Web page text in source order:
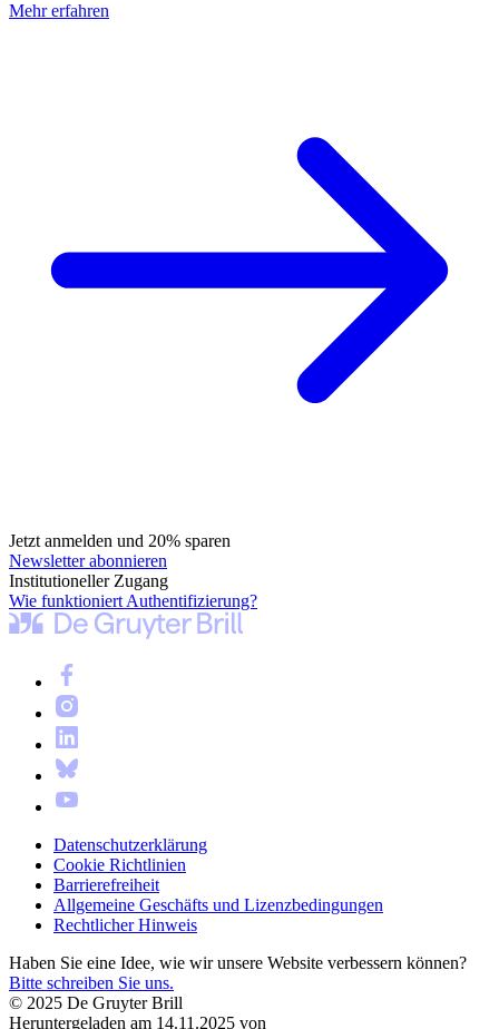
Mehr erfahren
Jetzt anmelden und 20% sparen
Newsletter abonnieren
Institutioneller Zugang
Wie funktioniert Authentifizierung?
Datenschutzerklärung
Cookie Richtlinien
Barrierefreiheit
Allgemeine Geschäfts und Lizenzbedingungen
Rechtlicher Hinweis
Haben Sie eine Idee, wie wir unsere Website verbessern können?
Bitte schreiben Sie uns.
© 2025 De Gruyter Brill
Heruntergeladen am 14.11.2025 von